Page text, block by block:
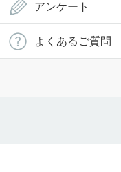
アンケート
よくあるご質問